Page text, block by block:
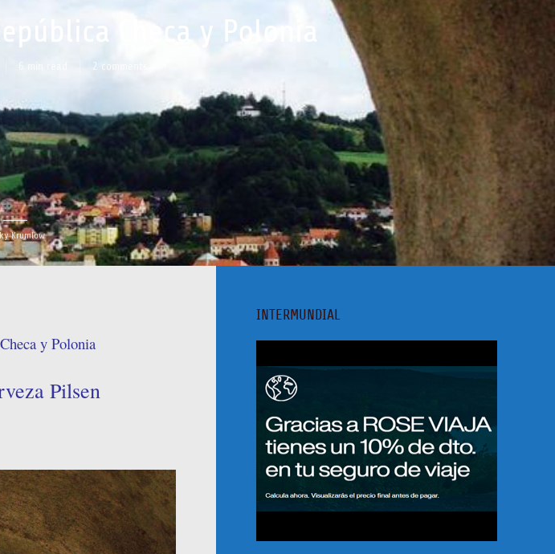
Krumlow
Checa y Polonia
2 comments
y Polonia
Pilsen
INTERMUNDIAL